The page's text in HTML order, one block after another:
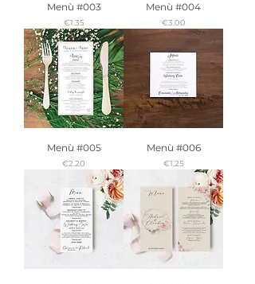
Menù #003
Price
€1.35
Menù #004
Price
€3.00
Menù #005
Price
€2.20
Menù #006
Price
€1.25